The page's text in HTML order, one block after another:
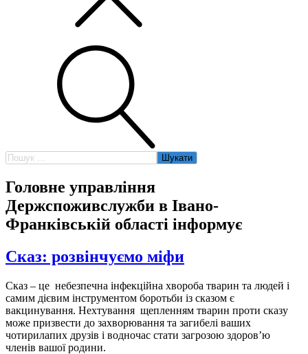
Пошук:
Головне управління
Держспоживслужби в Івано-
Франківській області інформує
Сказ: розвінчуємо міфи
Сказ – це небезпечна інфекційна хвороба тварин та людей і
самим дієвим інструментом боротьби із сказом є
вакцинування. Нехтування щепленням тварин проти сказу
може призвести до захворювання та загибелі ваших
чотирилапих друзів і водночас стати загрозою здоров’ю
членів вашої родини.